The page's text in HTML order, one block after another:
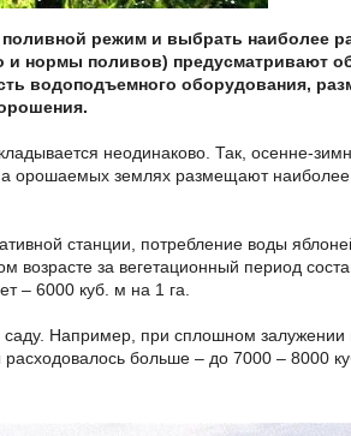
режим и выбрать наиболее
и нормы поливов) предусматривают
водоподъемного оборудования,
неодинаково. Так, осенне-
орошаемых землях размещают
станции, потребление воды
за вегетационный период
– 6000 куб. м на 1 га.
Например, при сплошном залужении
больше – до 7000 – 8000